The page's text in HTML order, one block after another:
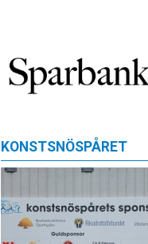
KONSTSNÖSPÅRET